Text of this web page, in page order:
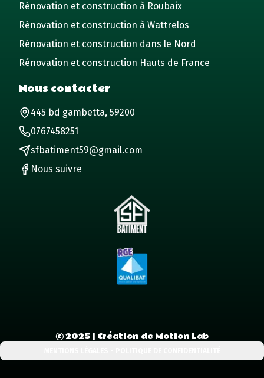
Rénovation et construction à Roubaix
Rénovation et construction à Wattrelos
Rénovation et construction dans le Nord
Rénovation et construction Hauts de France
Nous contacter
445 bd gambetta, 59200
0767458251
sfbatiment59@gmail.com
Nous suivre
©2025 | Création de Motion Lab